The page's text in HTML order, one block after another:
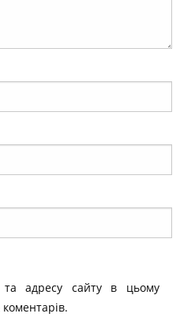
адресу сайту в цьому